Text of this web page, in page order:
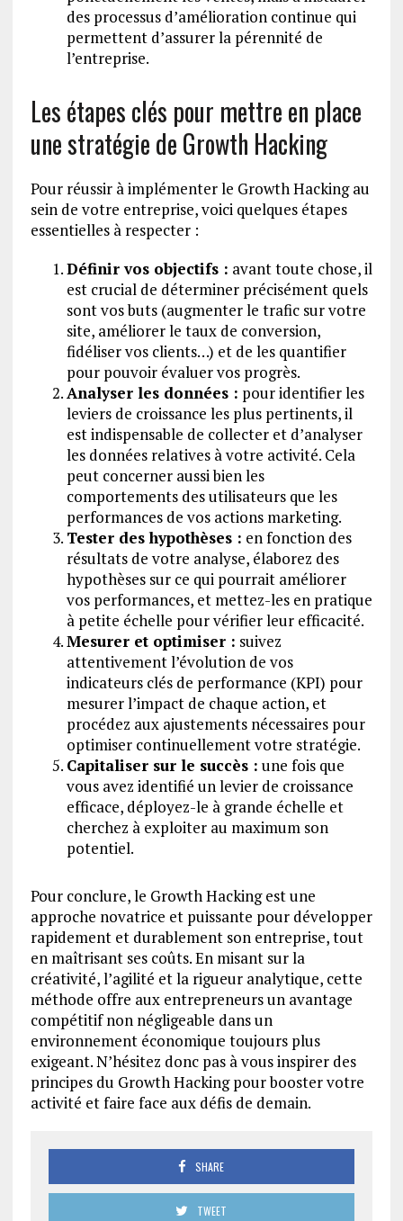
des processus d’amélioration continue qui
permettent d’assurer la pérennité de
l’entreprise.
Les étapes clés pour mettre en place
une stratégie de Growth Hacking
Pour réussir à implémenter le Growth Hacking au
sein de votre entreprise, voici quelques étapes
essentielles à respecter :
Définir vos objectifs : avant toute chose, il
est crucial de déterminer précisément quels
sont vos buts (augmenter le trafic sur votre
site, améliorer le taux de conversion,
fidéliser vos clients…) et de les quantifier
pour pouvoir évaluer vos progrès.
Analyser les données : pour identifier les
leviers de croissance les plus pertinents, il
est indispensable de collecter et d’analyser
les données relatives à votre activité. Cela
peut concerner aussi bien les
comportements des utilisateurs que les
performances de vos actions marketing.
Tester des hypothèses : en fonction des
résultats de votre analyse, élaborez des
hypothèses sur ce qui pourrait améliorer
vos performances, et mettez-les en pratique
à petite échelle pour vérifier leur efficacité.
Mesurer et optimiser : suivez
attentivement l’évolution de vos
indicateurs clés de performance (KPI) pour
mesurer l’impact de chaque action, et
procédez aux ajustements nécessaires pour
optimiser continuellement votre stratégie.
Capitaliser sur le succès : une fois que
vous avez identifié un levier de croissance
efficace, déployez-le à grande échelle et
cherchez à exploiter au maximum son
potentiel.
Pour conclure, le Growth Hacking est une
approche novatrice et puissante pour développer
rapidement et durablement son entreprise, tout
en maîtrisant ses coûts. En misant sur la
créativité, l’agilité et la rigueur analytique, cette
méthode offre aux entrepreneurs un avantage
compétitif non négligeable dans un
environnement économique toujours plus
exigeant. N’hésitez donc pas à vous inspirer des
principes du Growth Hacking pour booster votre
activité et faire face aux défis de demain.
SHARE
TWEET